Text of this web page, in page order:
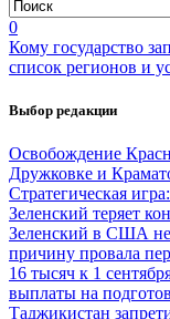
0
Кому государство
список регионов и
Выбор редакции
Освобождение
Дружковке и
Стратегическая
Зеленский теряет
Зеленский в США не
причину провала
16 тысяч к 1
выплаты на
Таджикистан